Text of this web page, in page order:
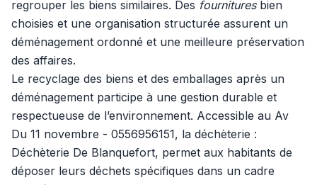
regrouper les biens similaires. Des fournituresbien
choisies et une organisation structurée assurent un
déménagement ordonné et une meilleure préservation
des affaires.
Le recyclage des biens et des emballages après un
déménagement participe à une gestion durable et
respectueuse de l’environnement. Accessible au Av
Du 11 novembre - 0556956151, la déchèterie :
Déchèterie De Blanquefort, permet aux habitants de
déposer leurs déchets spécifiques dans un cadre